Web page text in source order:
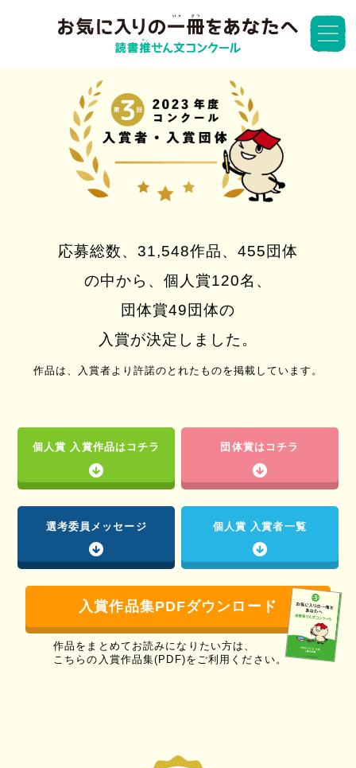
応募総数、 31,548作品、455団体
の中から、 個人賞120名、
団体賞49団体の
入賞が決定しました。
作品は、入賞者より許諾のとれたものを掲載しています。
個人賞 入賞作品はコチラ 団体賞はコチラ
選考委員メッセージ 個人賞 入賞者一覧
入賞作品集PDFダウンロード
作品をまとめてお読みになりたい方は、
こちらの入賞作品集(PDF)をご利用ください。